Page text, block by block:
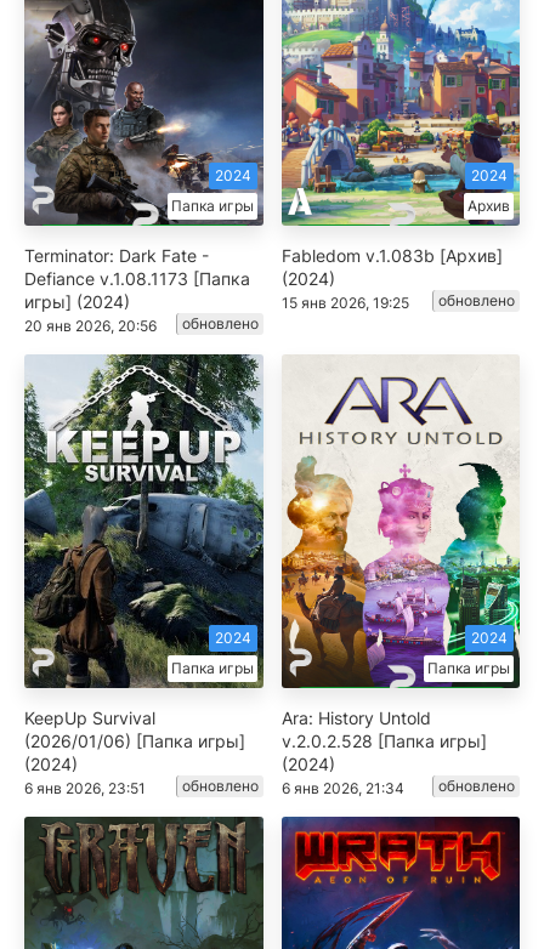
Папка игры
2024
Terminator: Dark Fate -
Defiance v.1.08.1173 [Папка
игры] (2024)
20 янв 2026, 20:56 обновлено
Архив
2024
Fabledom v.1.083b [Архив]
(2024)
15 янв 2026, 19:25 обновлено
Папка игры
2024
KeepUp Survival
(2026/01/06) [Папка игры]
(2024)
6 янв 2026, 23:51 обновлено
Папка игры
2024
Ara: History Untold
v.2.0.2.528 [Папка игры]
(2024)
6 янв 2026, 21:34 обновлено